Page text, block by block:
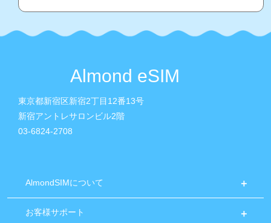
Almond eSIM
東京都新宿区新宿2丁目12番13号
新宿アントレサロンビル2階
03-6824-2708
AlmondSIMについて
お客様サポート